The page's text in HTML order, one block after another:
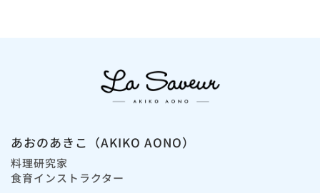
あおのあきこ（AKIKO AONO）
料理研究家
食育インストラクター